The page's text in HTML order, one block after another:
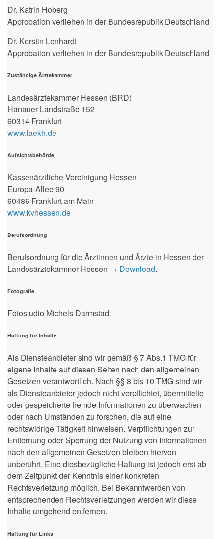
Dr. Katrin Hoberg
Approbation verliehen in der Bundesrepublik Deutschland
Dr. Kerstin Lenhardt
Approbation verliehen in der Bundesrepublik Deutschland
Zuständige Ärztekammer
Landesärztekammer Hessen (BRD)
Hanauer Landstraße 152
60314 Frankfurt
www.laekh.de
Aufsichtsbehörde
Kassenärztliche Vereinigung Hessen
Europa-Allee 90
60486 Frankfurt am Main
www.kvhessen.de
Berufsordnung
Berufsordnung für die Ärztinnen und Ärzte in Hessen der
Landesärztekammer Hessen → Download.
Fotografie
Fotostudio Michels Darmstadt
Haftung für Inhalte
Als Diensteanbieter sind wir gemäß § 7 Abs.1 TMG für
eigene Inhalte auf diesen Seiten nach den allgemeinen
Gesetzen verantwortlich. Nach §§ 8 bis 10 TMG sind wir
als Diensteanbieter jedoch nicht verpflichtet, übermittelte
oder gespeicherte fremde Informationen zu überwachen
oder nach Umständen zu forschen, die auf eine
rechtswidrige Tätigkeit hinweisen. Verpflichtungen zur
Entfernung oder Sperrung der Nutzung von Informationen
nach den allgemeinen Gesetzen bleiben hiervon
unberührt. Eine diesbezügliche Haftung ist jedoch erst ab
dem Zeitpunkt der Kenntnis einer konkreten
Rechtsverletzung möglich. Bei Bekanntwerden von
entsprechenden Rechtsverletzungen werden wir diese
Inhalte umgehend entfernen.
Haftung für Links